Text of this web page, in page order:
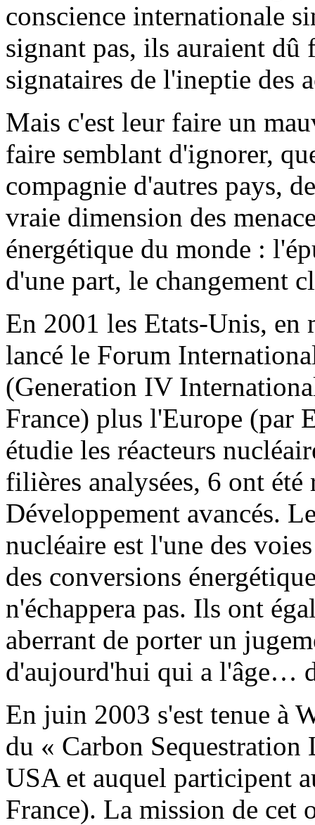
conscience internationale
signant pas, ils auraient
signataires de l'ineptie des
Mais c'est leur faire un
faire semblant d'ignorer,
compagnie d'autres pays,
vraie dimension des
énergétique du monde :
d'une part, le changement
En 2001 les Etats-Unis, en
lancé le Forum
(Generation IV
France) plus l'Europe (par
étudie les réacteurs
filières analysées, 6 ont été
Développement avancés.
nucléaire est l'une des
des conversions
n'échappera pas. Ils ont
aberrant de porter un
d'aujourd'hui qui a l'âge…
En juin 2003 s'est tenue à
du « Carbon
USA et auquel participent
France). La mission de cet